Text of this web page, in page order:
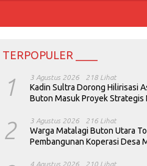
TERPOPULER ____
1 3 Agustus 2026 218 Lihat
Kadin Sultra Dorong Hilirisasi
Buton Masuk Proyek Strategis
2 3 Agustus 2026 216 Lihat
Warga Matalagi Buton Utara
Pembangunan Koperasi Desa
4 Agustus 2026 210 Lihat